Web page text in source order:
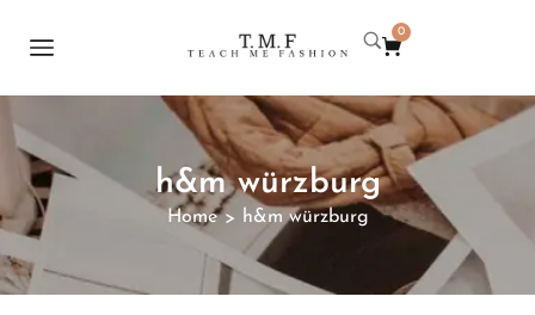
0
h&m würzburg
Home > h&m würzburg